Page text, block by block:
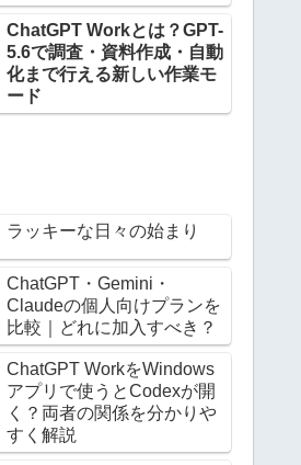
ChatGPT Workとは？GPT-
5.6で調査・資料作成・自動
化まで行える新しい作業モ
ード
ラッキーな日々の始まり
ChatGPT・Gemini・
Claudeの個人向けプランを
比較｜どれに加入すべき？
ChatGPT WorkをWindows
アプリで使うとCodexが開
く？両者の関係を分かりや
すく解説